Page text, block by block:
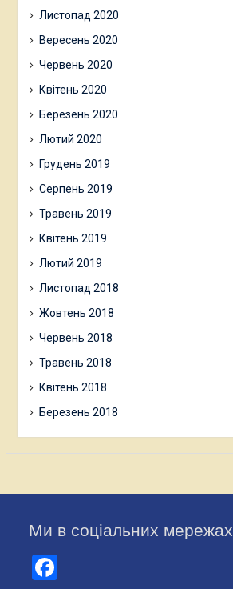
Листопад 2020
Вересень 2020
Червень 2020
Квітень 2020
Березень 2020
Лютий 2020
Грудень 2019
Серпень 2019
Травень 2019
Квітень 2019
Лютий 2019
Листопад 2018
Жовтень 2018
Червень 2018
Травень 2018
Квітень 2018
Березень 2018
Ми в соціальних мережах